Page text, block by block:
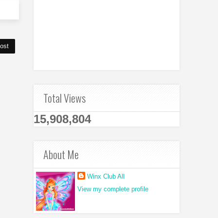
Total Views
15,908,804
About Me
Winx Club All
View my complete profile